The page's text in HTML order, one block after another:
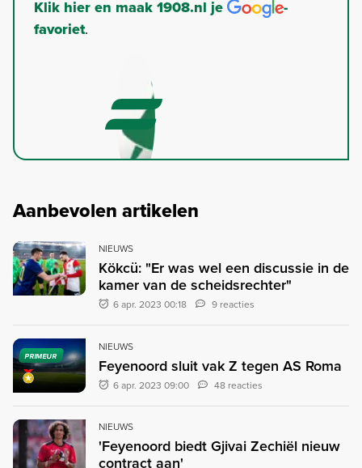
Klik hier en maak 1908.nl je
-
favoriet.
Aanbevolen artikelen
NIEUWS
Kökcü: "Er was wel een discussie in de
kamer van de scheidsrechter"
6 apr. 2023 00:18 9 reacties
PRIMEUR
NIEUWS
Feyenoord sluit vak Z tegen AS Roma
6 apr. 2023 09:00 48 reacties
NIEUWS
'Feyenoord biedt Gjivai Zechiël nieuw
contract aan'